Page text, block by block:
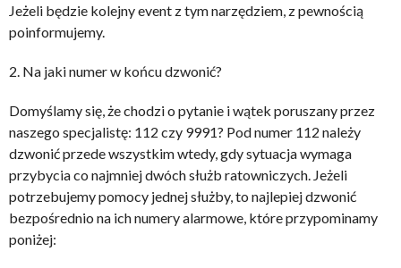
Jeżeli będzie kolejny event z tym narzędziem, z pewnością
poinformujemy.
2. Na jaki numer w końcu dzwonić?
Domyślamy się, że chodzi o pytanie i wątek poruszany przez
naszego specjalistę: 112 czy 9991? Pod numer 112 należy
dzwonić przede wszystkim wtedy, gdy sytuacja wymaga
przybycia co najmniej dwóch służb ratowniczych. Jeżeli
potrzebujemy pomocy jednej służby, to najlepiej dzwonić
bezpośrednio na ich numery alarmowe, które przypominamy
poniżej: